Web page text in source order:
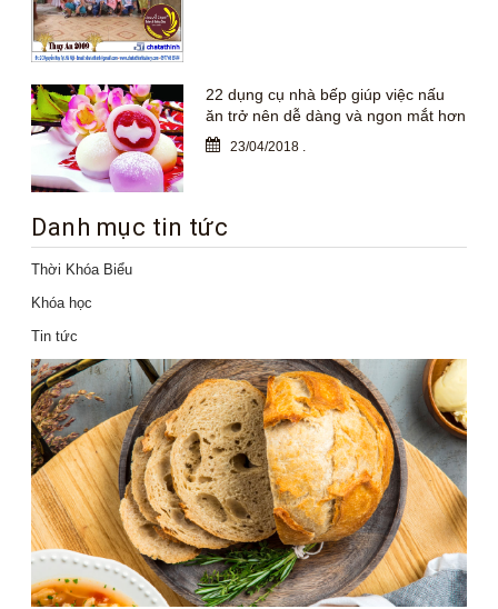
22 dụng cụ nhà bếp giúp việc nấu
ăn trở nên dễ dàng và ngon mắt hơn
23/04/2018
Danh mục tin tức
Thời Khóa Biểu
Khóa học
Tin tức